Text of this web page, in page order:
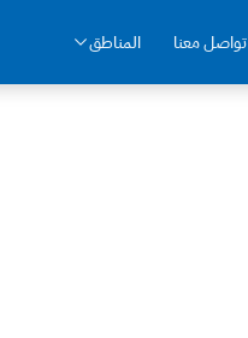
تواصل معنا المناطق